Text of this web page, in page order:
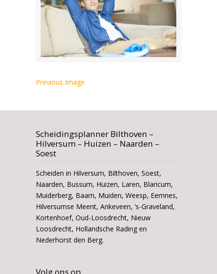
Previous Image
Scheidingsplanner Bilthoven –
Hilversum – Huizen – Naarden –
Soest
Scheiden in Hilversum, Bilthoven, Soest,
Naarden, Bussum, Huizen, Laren, Blaricum,
Muiderberg, Baarn, Muiden, Weesp, Eemnes,
Hilversumse Meent, Ankeveen, ‘s-Graveland,
Kortenhoef, Oud-Loosdrecht, Nieuw
Loosdrecht, Hollandsche Rading en
Nederhorst den Berg.